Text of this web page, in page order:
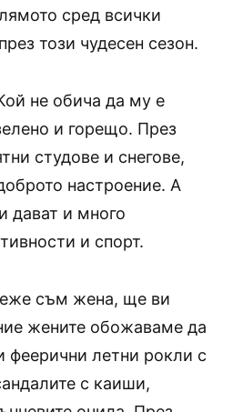
сред всички
този чудесен сезон.
не обича да му е
и горещо. През
студове и снегове,
настроение. А
дават и много
и спорт.
съм жена, ще ви
жените обожаваме да
феерични летни рокли с
с каиши,